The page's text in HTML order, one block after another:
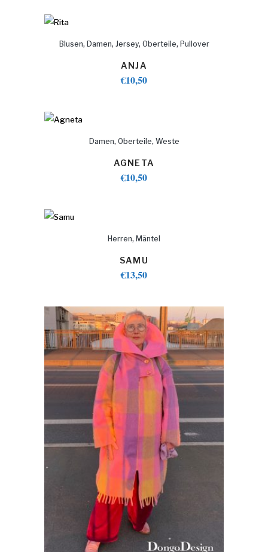
Blusen, Damen, Jersey, Oberteile, Pullover
ANJA
€10,50
Damen, Oberteile, Weste
AGNETA
€10,50
Herren, Mäntel
SAMU
€13,50